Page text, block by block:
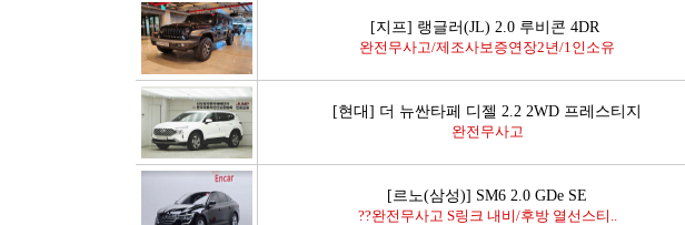
[지프] 랭글러(JL) 2.0 루비콘 4DR
완전무사고/제조사보증연장2년/1인소유
[현대] 더 뉴싼타페 디젤 2.2 2WD 프레스티지
완전무사고
[르노(삼성)] SM6 2.0 GDe SE
??완전무사고 S링크 내비/후방 열선스티..